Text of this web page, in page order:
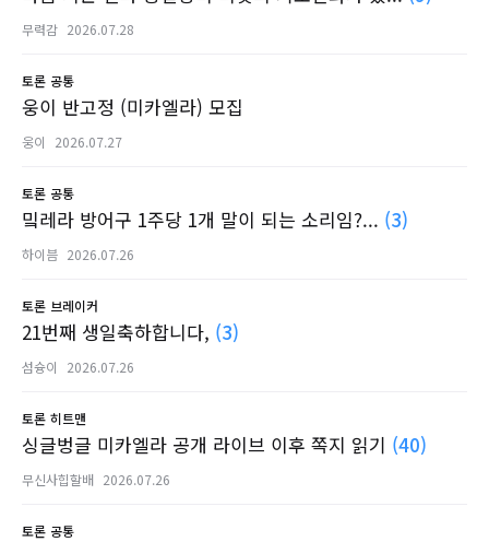
무력감 2026.07.28
토론 공통
웅이 반고정 (미카엘라) 모집
웅이 2026.07.27
토론 공통
밐레라 방어구 1주당 1개 말이 되는 소리임?... (3)
하이븜 2026.07.26
토론 브레이커
21번째 생일축하합니다, (3)
섬슝이 2026.07.26
토론 히트맨
싱글벙글 미카엘라 공개 라이브 이후 쪽지 읽기 (40)
무신사힙할배 2026.07.26
토론 공통